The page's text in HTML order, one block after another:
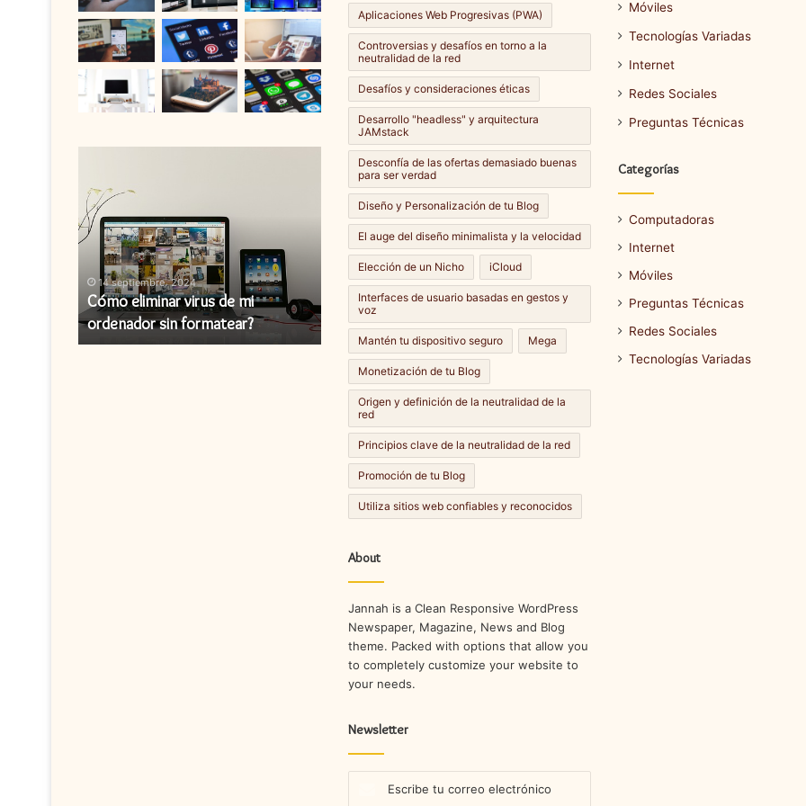
virus
de
mi
ordenador
formatear?
14 septiembre، 2024
Cómo eliminar virus de mi
ordenador sin formatear?
Cómo
instalar
actualización
firmware?
14 septiembre، 2024
Cómo instalar una actualización de
firmware?
Cómo
una
de
pantalla
diferentes
dispositivos?
Cómo hacer una captura de
pantalla en diferentes
dispositivos?
Aplicaciones Web Progresivas (PWA)
Controversias y desafíos en torno a la
neutralidad de la red
Desafíos y consideraciones éticas
Desarrollo "headless" y arquitectura
JAMstack
Desconfía de las ofertas demasiado buenas
para ser verdad
Diseño y Personalización de tu Blog
El auge del diseño minimalista y la velocidad
Elección de un Nicho iCloud
Interfaces de usuario basadas en gestos y
voz
Mantén tu dispositivo seguro Mega
Monetización de tu Blog
Origen y definición de la neutralidad de la
red
Principios clave de la neutralidad de la red
Promoción de tu Blog
Utiliza sitios web confiables y reconocidos
About
Jannah is a Clean Responsive WordPress
Newspaper, Magazine, News and Blog
theme. Packed with options that allow you
to completely customize your website to
your needs.
Newsletter
Móviles
Tecnologías Variadas
Internet
Redes Sociales
Preguntas Técnicas
Categorías
Computadoras
Internet
Móviles
Preguntas Técnicas
Redes Sociales
Tecnologías Variadas